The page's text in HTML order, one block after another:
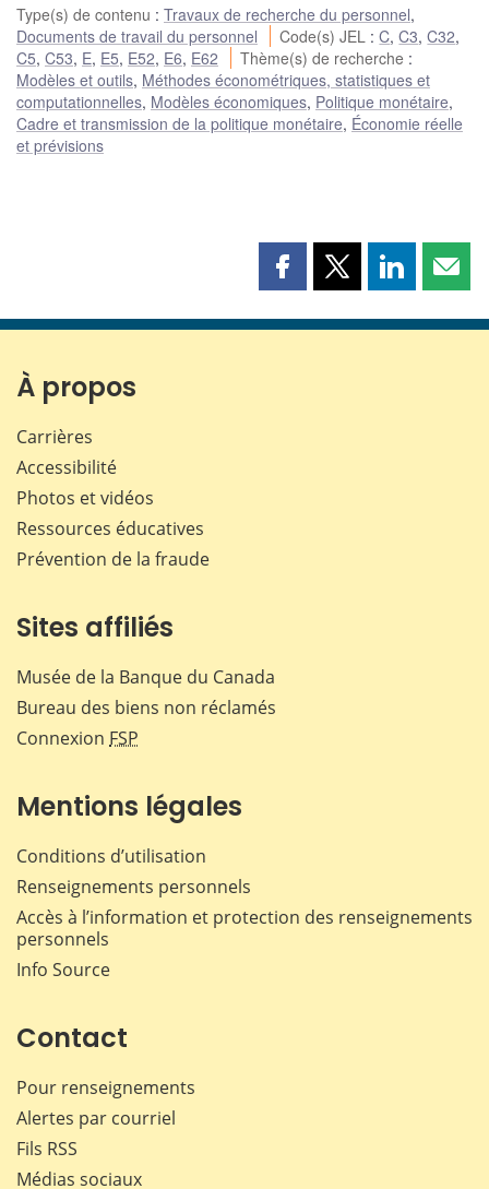
Type(s) de contenu : Travaux de recherche du personnel,
Documents de travail du personnel
Code(s) JEL :C,C3,C32,
C5, C53, E, E5, E52, E6, E62 Thème(s) de recherche :
Modèles et outils, Méthodes économétriques, statistiques et
computationnelles, Modèles économiques, Politique monétaire,
Cadre et transmission de la politique monétaire, Économie réelle
et prévisions
Partager
page
Partager
page
Partager
page page
À propos
Carrières
Accessibilité
Photos et vidéos
Ressources éducatives
Prévention de la fraude
Sites affiliés
Musée de la Banque du Canada
Bureau des biens non réclamés
Connexion FSP
Mentions légales
Conditions d’utilisation
Renseignements personnels
Accès à l’information et protection des renseignements
personnels
Info Source
Contact
Pour renseignements
Alertes par courriel
Fils RSS
Médias sociaux